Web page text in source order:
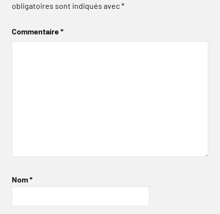
obligatoires sont indiqués avec*
Commentaire*
Nom*